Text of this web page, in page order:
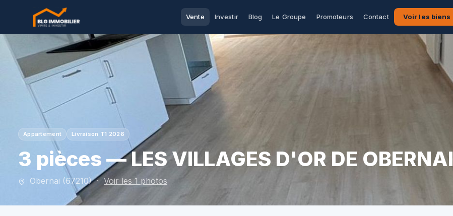
Vente Investir Blog Le Groupe Promoteurs Contact Voir les biens
Appartement Livraison T1 2026
3 pièces — LES VILLAGES D'OR DE OBERNAI
Obernai (67210) · Voir les 1 photos